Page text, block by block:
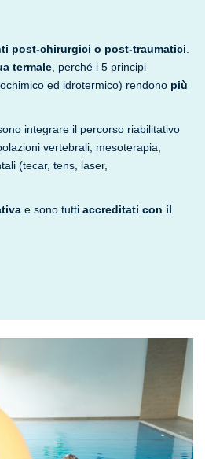
post-chirurgici o post-traumatici
termale , perché i 5 principi
ed idrotermico) rendono più
integrare il percorso riabilitativo
vertebrali, mesoterapia,
(tecar, tens, laser,
e sono tutti accreditati con il